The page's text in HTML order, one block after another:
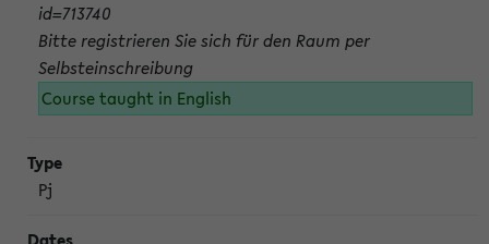
id=713740
Bitte registrieren Sie sich für den Raum per
Selbsteinschreibung
Course taught in English
Pj